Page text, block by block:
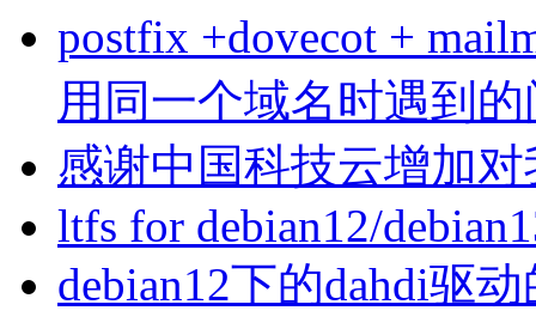
postfix +dovecot +
用同一个域名时遇到
感谢中国科技云增加
ltfs for debian12/
debian12下的dahdi驱动